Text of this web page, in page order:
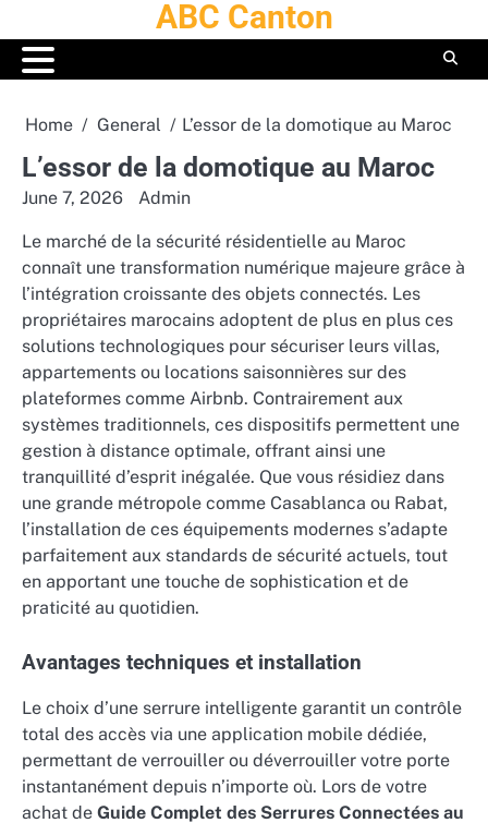
to
content
ABC Canton
Home General L’essor de la domotique au Maroc
L’essor de la domotique au Maroc
June 7, 2026 Admin
Le marché de la sécurité résidentielle au Maroc
connaît une transformation numérique majeure grâce à
l’intégration croissante des objets connectés. Les
propriétaires marocains adoptent de plus en plus ces
solutions technologiques pour sécuriser leurs villas,
appartements ou locations saisonnières sur des
plateformes comme Airbnb. Contrairement aux
systèmes traditionnels, ces dispositifs permettent une
gestion à distance optimale, offrant ainsi une
tranquillité d’esprit inégalée. Que vous résidiez dans
une grande métropole comme Casablanca ou Rabat,
l’installation de ces équipements modernes s’adapte
parfaitement aux standards de sécurité actuels, tout
en apportant une touche de sophistication et de
praticité au quotidien.
Avantages techniques et installation
Le choix d’une serrure intelligente garantit un contrôle
total des accès via une application mobile dédiée,
permettant de verrouiller ou déverrouiller votre porte
instantanément depuis n’importe où. Lors de votre
achat de Guide Complet des Serrures Connectées au